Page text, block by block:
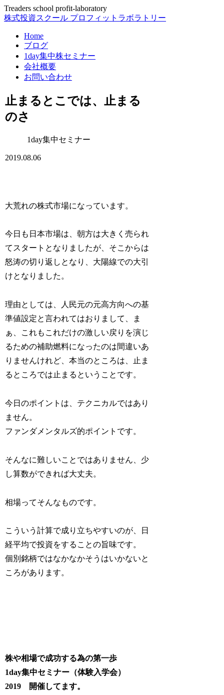
Treaders school profit-laboratory
株式投資スクール プロフィットラボラトリー
Home
ブログ
1day集中株セミナー
会社概要
お問い合わせ
止まるとこでは、止まる
のさ
1day集中セミナー
2019.08.06
大荒れの株式市場になっています。
今日も日本市場は、朝方は大きく売られ
てスタートとなりましたが、そこからは
怒涛の切り返しとなり、大陽線での大引
けとなりました。
理由としては、人民元の元高方向への基
準値設定と言われてはおりまして、ま
ぁ、これもこれだけの激しい戻りを演じ
るための補助燃料になったのは間違いあ
りませんけれど、本当のところは、止ま
るところでは止まるということです。
今日のポイントは、テクニカルではあり
ません。
ファンダメンタルズ的ポイントです。
そんなに難しいことではありません、少
し算数ができれば大丈夫。
相場ってそんなものです。
こういう計算で成り立ちやすいのが、日
経平均で投資をすることの旨味です。
個別銘柄ではなかなかそうはいかないと
ころがあります。
株や相場で成功する為の第一歩
1day集中セミナー（体験入学会）
2019 開催してます。